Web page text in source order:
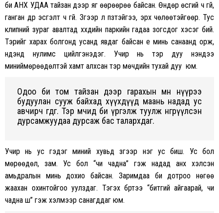
би АНХ УДАА тайзан дээр яг өөрөөрөө байсан. Өндөр өсгий ч үгүй,
ганган дүр эсгэлт ч үгүй. Зүгээр л пүүзтэйгээ, эрх чөлөөтэйгөөр. Тус
клипний зураг авалтад хүүхдийн паркийн гадаа зогсдог хэсэг бий.
Тэрийг харах болгонд усанд явдаг байсан үе минь санаанд орж,
нүдэнд нулимс цийлгэнэдэг. Учир нь тэр дуу үнэндээ
миниймөрөөдөлтэй хамт алхсан тэр мөчүүдийн тухай дуу юм.
Одоо би том тайзан дээр гарахын өмнө нүүрээ
будуулан сууж байхад хүүхдүүд маань надад ус
авчирч өгдөг. Тэр мөчид би үргэлж туулж өнгөрүүлсэн
дурсамжуудаа дурсаж бас талархдаг.
Учир нь ус гэдэг миний хувьд зүгээр нэг ус биш. Ус бол
мөрөөдөл, зам. Ус бол “чи чадна” гэж надад анх хэлсэн
амьдралын минь дохио байсан. Заримдаа би дотроо нөгөө
жаахан охинтойгоо уулздаг. Тэгэх бүртээ “битгий айгаарай, чи
чадна шүү” гэж хэлмээр санагддаг юм.